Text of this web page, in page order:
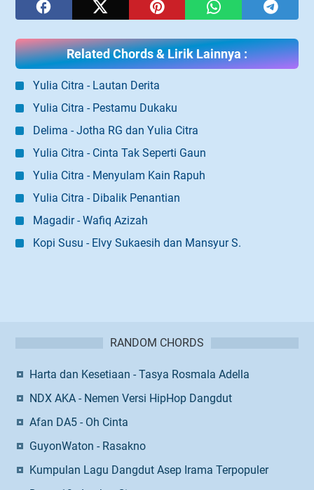
Related Chords & Lirik Lainnya :
Yulia Citra - Lautan Derita
Yulia Citra - Pestamu Dukaku
Delima - Jotha RG dan Yulia Citra
Yulia Citra - Cinta Tak Seperti Gaun
Yulia Citra - Menyulam Kain Rapuh
Yulia Citra - Dibalik Penantian
Magadir - Wafiq Azizah
Kopi Susu - Elvy Sukaesih dan Mansyur S.
RANDOM CHORDS
Harta dan Kesetiaan - Tasya Rosmala Adella
NDX AKA - Nemen Versi HipHop Dangdut
Afan DA5 - Oh Cinta
GuyonWaton - Rasakno
Kumpulan Lagu Dangdut Asep Irama Terpopuler